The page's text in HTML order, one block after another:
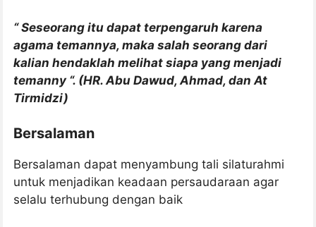
“ Seseorang itu dapat terpengaruh karena
agama temannya, maka salah seorang dari
kalian hendaklah melihat siapa yang menjadi
temanny “. (HR. Abu Dawud, Ahmad, dan At
Tirmidzi)
Bersalaman
Bersalaman dapat menyambung tali silaturahmi
untuk menjadikan keadaan persaudaraan agar
selalu terhubung dengan baik